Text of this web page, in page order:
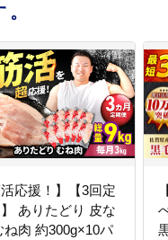
活応援！】【3回定
ありたどり 皮な
ね肉 約300g×10パ